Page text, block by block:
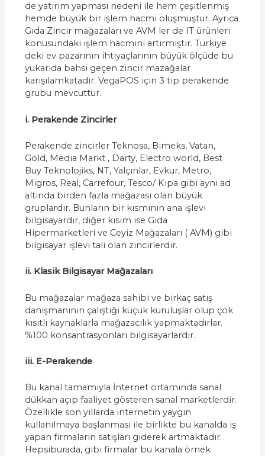
de yatırım yapması nedeni ile hem çeşitlenmiş
hemde büyük bir işlem hacmi oluşmuştur. Ayrıca
Gıda Zincir mağazaları ve AVM ler de IT ürünleri
konusundaki işlem hacmini artırmıştır. Türkiye
deki ev pazarının ihtiyaçlarının büyük ölçüde bu
yukarıda bahsi geçen zincir mazağalar
karışılamkatadır. VegaPOS için 3 tip perakende
grubu mevcuttur.
i. Perakende Zincirler
Perakende zincirler Teknosa, Bimeks, Vatan,
Gold, Media Markt , Darty, Electro world, Best
Buy Teknolojiks, NT, Yalçınlar, Evkur, Metro,
Migros, Real, Carrefour, Tesco/ Kipa gibi aynı ad
altında birden fazla mağazası olan büyük
gruplardır. Bunların bir kısmının ana işlevi
bilgisayardır, diğer kısım ise Gıda
Hipermarketleri ve Ceyiz Mağazaları ( AVM) gibi
bilgisayar işlevi tali olan zincirlerdir.
ii. Klasik Bilgisayar Mağazaları
Bu mağazalar mağaza sahibi ve birkaç satış
danışmanının çalıştığı küçük kuruluşlar olup çok
kısıtlı kaynaklarla mağazacılık yapmaktadırlar.
%100 konsantrasyonları bilgisayarlardır.
iii. E-Perakende
Bu kanal tamamıyla İnternet ortamında sanal
dükkan açıp faaliyet gösteren sanal marketlerdir.
Özellikle son yıllarda internetin yaygın
kullanılmaya başlanması ile birlikte bu kanalda iş
yapan firmaların satışları giderek artmaktadır.
Hepsiburada, gibi firmalar bu kanala örnek